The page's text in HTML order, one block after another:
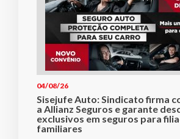
04/08/26
Sisejufe Auto: Sindicato firma
a Allianz Seguros e garante
exclusivos em seguros para
familiares